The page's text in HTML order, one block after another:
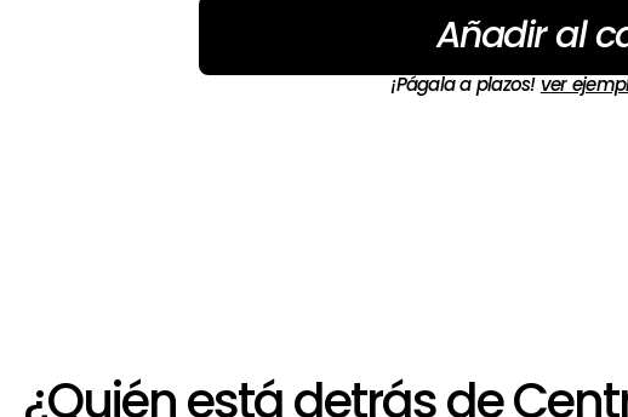
Añadir al
¡Págala a plazos! ver
¿Quién está detrás de